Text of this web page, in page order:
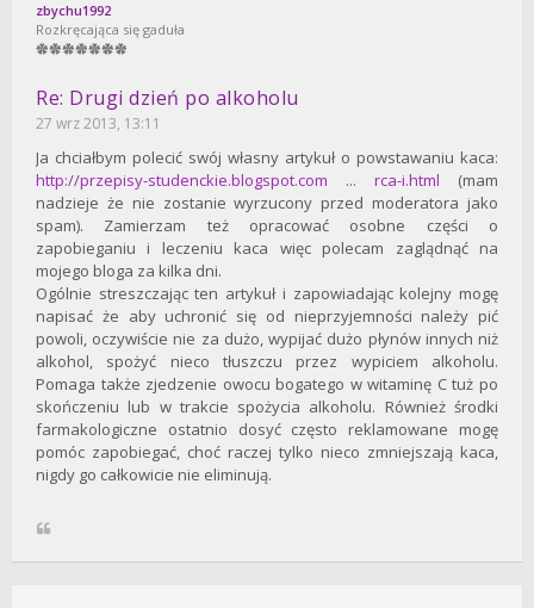
zbychu1992
Rozkręcająca się gaduła
Re: Drugi dzień po alkoholu
27 wrz 2013, 13:11
Ja chciałbym polecić swój własny artykuł o powstawaniu kaca:
http://przepisy-studenckie.blogspot.com ... rca-i.html (mam
nadzieje że nie zostanie wyrzucony przed moderatora jako
spam). Zamierzam też opracować osobne części o
zapobieganiu i leczeniu kaca więc polecam zaglądnąć na
mojego bloga za kilka dni.
Ogólnie streszczając ten artykuł i zapowiadając kolejny mogę
napisać że aby uchronić się od nieprzyjemności należy pić
powoli, oczywiście nie za dużo, wypijać dużo płynów innych niż
alkohol, spożyć nieco tłuszczu przez wypiciem alkoholu.
Pomaga także zjedzenie owocu bogatego w witaminę C tuż po
skończeniu lub w trakcie spożycia alkoholu. Również środki
farmakologiczne ostatnio dosyć często reklamowane mogę
pomóc zapobiegać, choć raczej tylko nieco zmniejszają kaca,
nigdy go całkowicie nie eliminują.